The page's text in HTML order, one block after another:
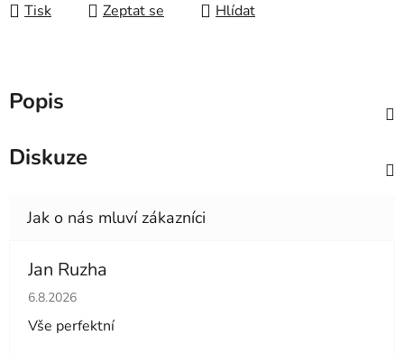
Tisk Zeptat se Hlídat
Popis
Diskuze
Jan Ruzha
Hodnocení obchodu je 5 z 5 hvězdiček.
6.8.2026
Vše perfektní